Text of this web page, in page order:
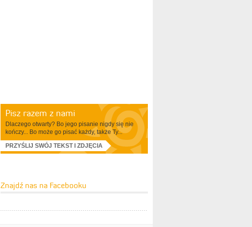
Pisz razem z nami
Dlaczego otwarty? Bo jego pisanie nigdy się nie
kończy... Bo może go pisać każdy, także Ty...
PRZYŚLIJ SWÓJ TEKST I ZDJĘCIA
Znajdź nas na Facebooku